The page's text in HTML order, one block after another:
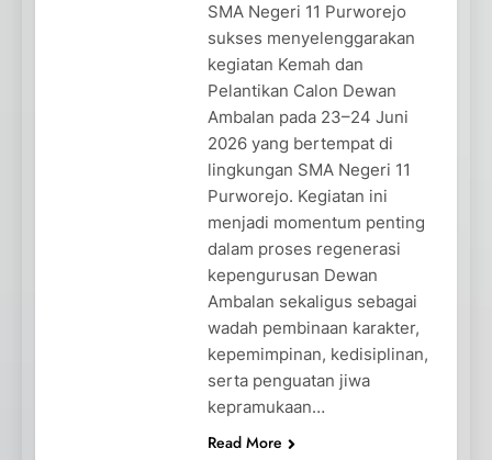
SMA Negeri 11 Purworejo
sukses menyelenggarakan
kegiatan Kemah dan
Pelantikan Calon Dewan
Ambalan pada 23–24 Juni
2026 yang bertempat di
lingkungan SMA Negeri 11
Purworejo. Kegiatan ini
menjadi momentum penting
dalam proses regenerasi
kepengurusan Dewan
Ambalan sekaligus sebagai
wadah pembinaan karakter,
kepemimpinan, kedisiplinan,
serta penguatan jiwa
kepramukaan…
Read More